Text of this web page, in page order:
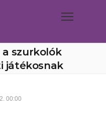
szurkolók
játékosnak
00:00